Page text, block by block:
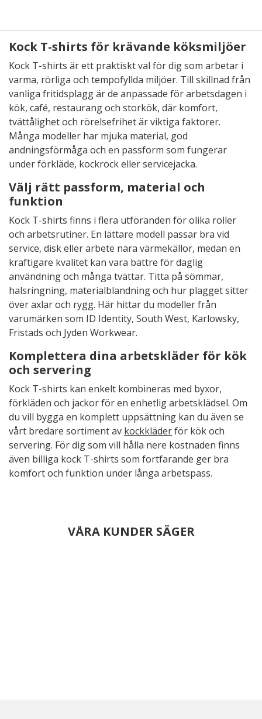
Kock T-shirts för krävande köksmiljöer
Kock T-shirts är ett praktiskt val för dig som arbetar i
varma, rörliga och tempofyllda miljöer. Till skillnad från
vanliga fritidsplagg är de anpassade för arbetsdagen i
kök, café, restaurang och storkök, där komfort,
tvättålighet och rörelsefrihet är viktiga faktorer.
Många modeller har mjuka material, god
andningsförmåga och en passform som fungerar
under förkläde, kockrock eller servicejacka.
Välj rätt passform, material och
funktion
Kock T-shirts finns i flera utföranden för olika roller
och arbetsrutiner. En lättare modell passar bra vid
service, disk eller arbete nära värmekällor, medan en
kraftigare kvalitet kan vara bättre för daglig
användning och många tvättar. Titta på sömmar,
halsringning, materialblandning och hur plagget sitter
över axlar och rygg. Här hittar du modeller från
varumärken som ID Identity, South West, Karlowsky,
Fristads och Jyden Workwear.
Komplettera dina arbetskläder för kök
och servering
Kock T-shirts kan enkelt kombineras med byxor,
förkläden och jackor för en enhetlig arbetsklädsel. Om
du vill bygga en komplett uppsättning kan du även se
vårt bredare sortiment av kockkläderför kök och
servering. För dig som vill hålla nere kostnaden finns
även billiga kock T-shirts som fortfarande ger bra
komfort och funktion under långa arbetspass.
VÅRA KUNDER SÄGER